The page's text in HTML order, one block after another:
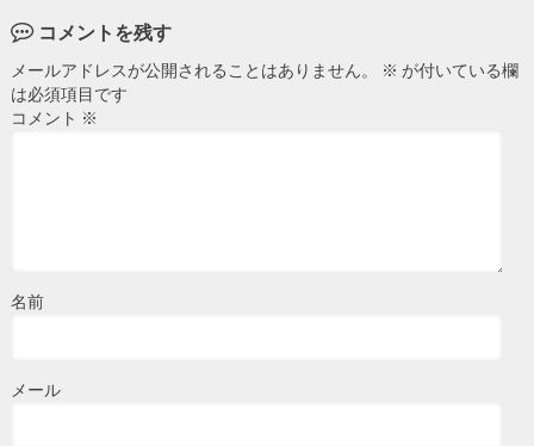
コメントを残す
メールアドレスが公開されることはありません。 ※ が付いている欄
は必須項目です
コメント ※
名前
メール